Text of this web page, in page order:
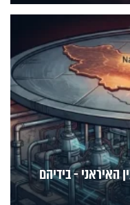
האיראני - בידיהם